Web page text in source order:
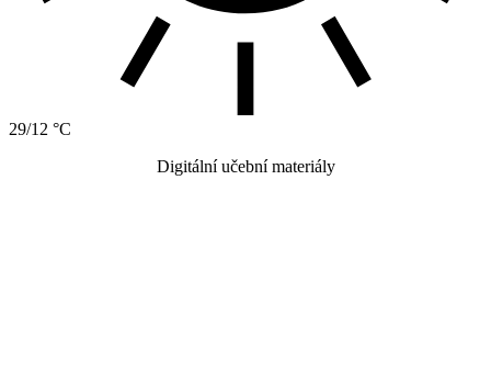
29/12 °C
Digitální učební materiály